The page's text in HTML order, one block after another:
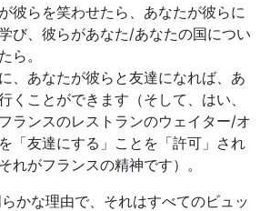
彼らを笑わせたら、あなたが彼らに
び、彼らがあなた/あなたの国につい
ら。
、あなたが彼らと友達になれば、あ
くことができます（そして、はい、
ランスのレストランのウェイター/オ
「友達にする」ことを「許可」され
れがフランスの精神です）。
かな理由で、それはすべてのビュッ